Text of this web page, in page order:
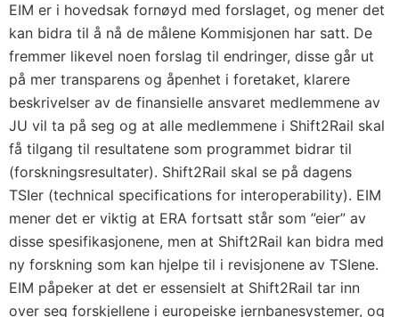
EIM er i hovedsak fornøyd med forslaget, og mener det
kan bidra til å nå de målene Kommisjonen har satt. De
fremmer likevel noen forslag til endringer, disse går ut
på mer transparens og åpenhet i foretaket, klarere
beskrivelser av de finansielle ansvaret medlemmene av
JU vil ta på seg og at alle medlemmene i Shift2Rail skal
få tilgang til resultatene som programmet bidrar til
(forskningsresultater). Shift2Rail skal se på dagens
TSIer (technical specifications for interoperability). EIM
mener det er viktig at ERA fortsatt står som ”eier” av
disse spesifikasjonene, men at Shift2Rail kan bidra med
ny forskning som kan hjelpe til i revisjonene av TSIene.
EIM påpeker at det er essensielt at Shift2Rail tar inn
over seg forskjellene i europeiske jernbanesystemer, og